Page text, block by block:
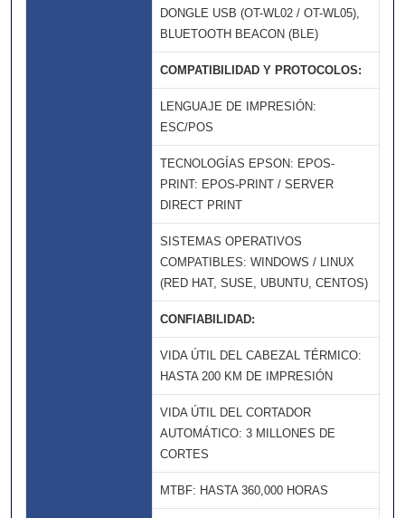
DONGLE USB (OT-WL02 / OT-WL05),
BLUETOOTH BEACON (BLE)
COMPATIBILIDAD Y PROTOCOLOS:
LENGUAJE DE IMPRESIÓN:
ESC/POS
TECNOLOGÍAS EPSON: EPOS-
PRINT: EPOS-PRINT / SERVER
DIRECT PRINT
SISTEMAS OPERATIVOS
COMPATIBLES: WINDOWS / LINUX
(RED HAT, SUSE, UBUNTU, CENTOS)
CONFIABILIDAD:
VIDA ÚTIL DEL CABEZAL TÉRMICO:
HASTA 200 KM DE IMPRESIÓN
VIDA ÚTIL DEL CORTADOR
AUTOMÁTICO: 3 MILLONES DE
CORTES
MTBF: HASTA 360,000 HORAS